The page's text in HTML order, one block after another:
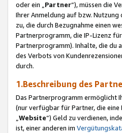
oder ein „Partner“), müssen die
Ihrer Anmeldung auf bzw.
zu, die durch Bezugnahme einen
Partnerprogramm, die IP-Lizenz
Partnerprogramm). Inhalte, die du
des Verbots von
durch.
1.Beschreibung des
Das Partnerprogramm ermöglicht
(nur verfügbar für Partner, die eine
Website“) Geld zu verdienen,
ist, einer anderen im